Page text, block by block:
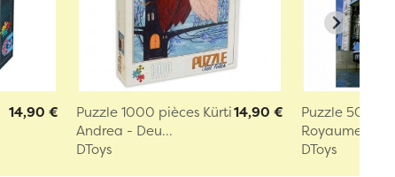
14,90 €
Puzzle 1000 pièces Kürti
Andrea - Deu...
DToys
14,90 €
Puzzle 500
Royaume-Uni
DToys